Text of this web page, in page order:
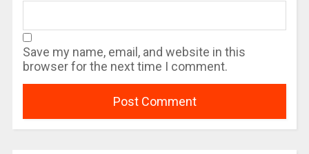
Save my name, email, and website in this
browser for the next time I comment.